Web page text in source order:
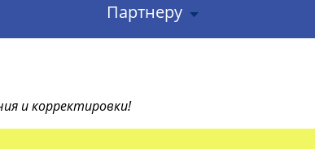
Партнеру
и корректировки!